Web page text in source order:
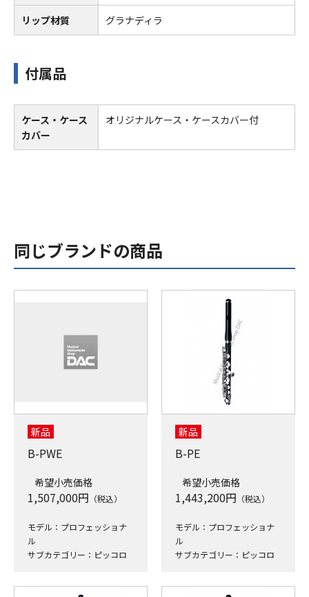
リップ材質 グラナディラ
付属品
ケース・ケース
カバー
オリジナルケース・ケースカバー付
同じブランドの商品
新品
B-PWE
希望小売価格
1,507,000円 （税込）
モデル：プロフェッショナ
ル
サブカテゴリー：ピッコロ
新品
B-PE
希望小売価格
1,443,200円 （税込）
モデル：プロフェッショナ
ル
サブカテゴリー：ピッコロ